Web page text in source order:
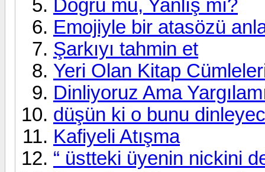
Doğru mu, Yanlış mı?
Emojiyle bir atasözü
Şarkıyı tahmin et
Yeri Olan Kitap
Dinliyoruz Ama
düşün ki o bunu
Kafiyeli Atışma
“ üstteki üyenin nickini